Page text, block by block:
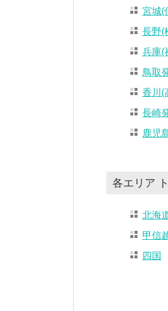
宮城(
長野(
兵庫(
鳥取
香川(
長崎
鹿児
各エリア
北海
甲信
四国